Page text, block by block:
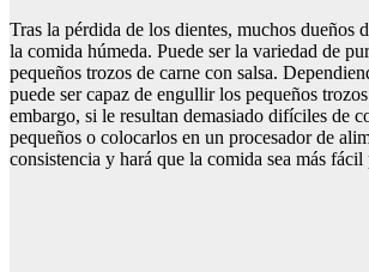
Tras la pérdida de los dientes, muchos dueños
la comida húmeda. Puede ser la variedad de
pequeños trozos de carne con salsa.
puede ser capaz de engullir los pequeños
embargo, si le resultan demasiado difíciles de
pequeños o colocarlos en un procesador de
consistencia y hará que la comida sea más fácil